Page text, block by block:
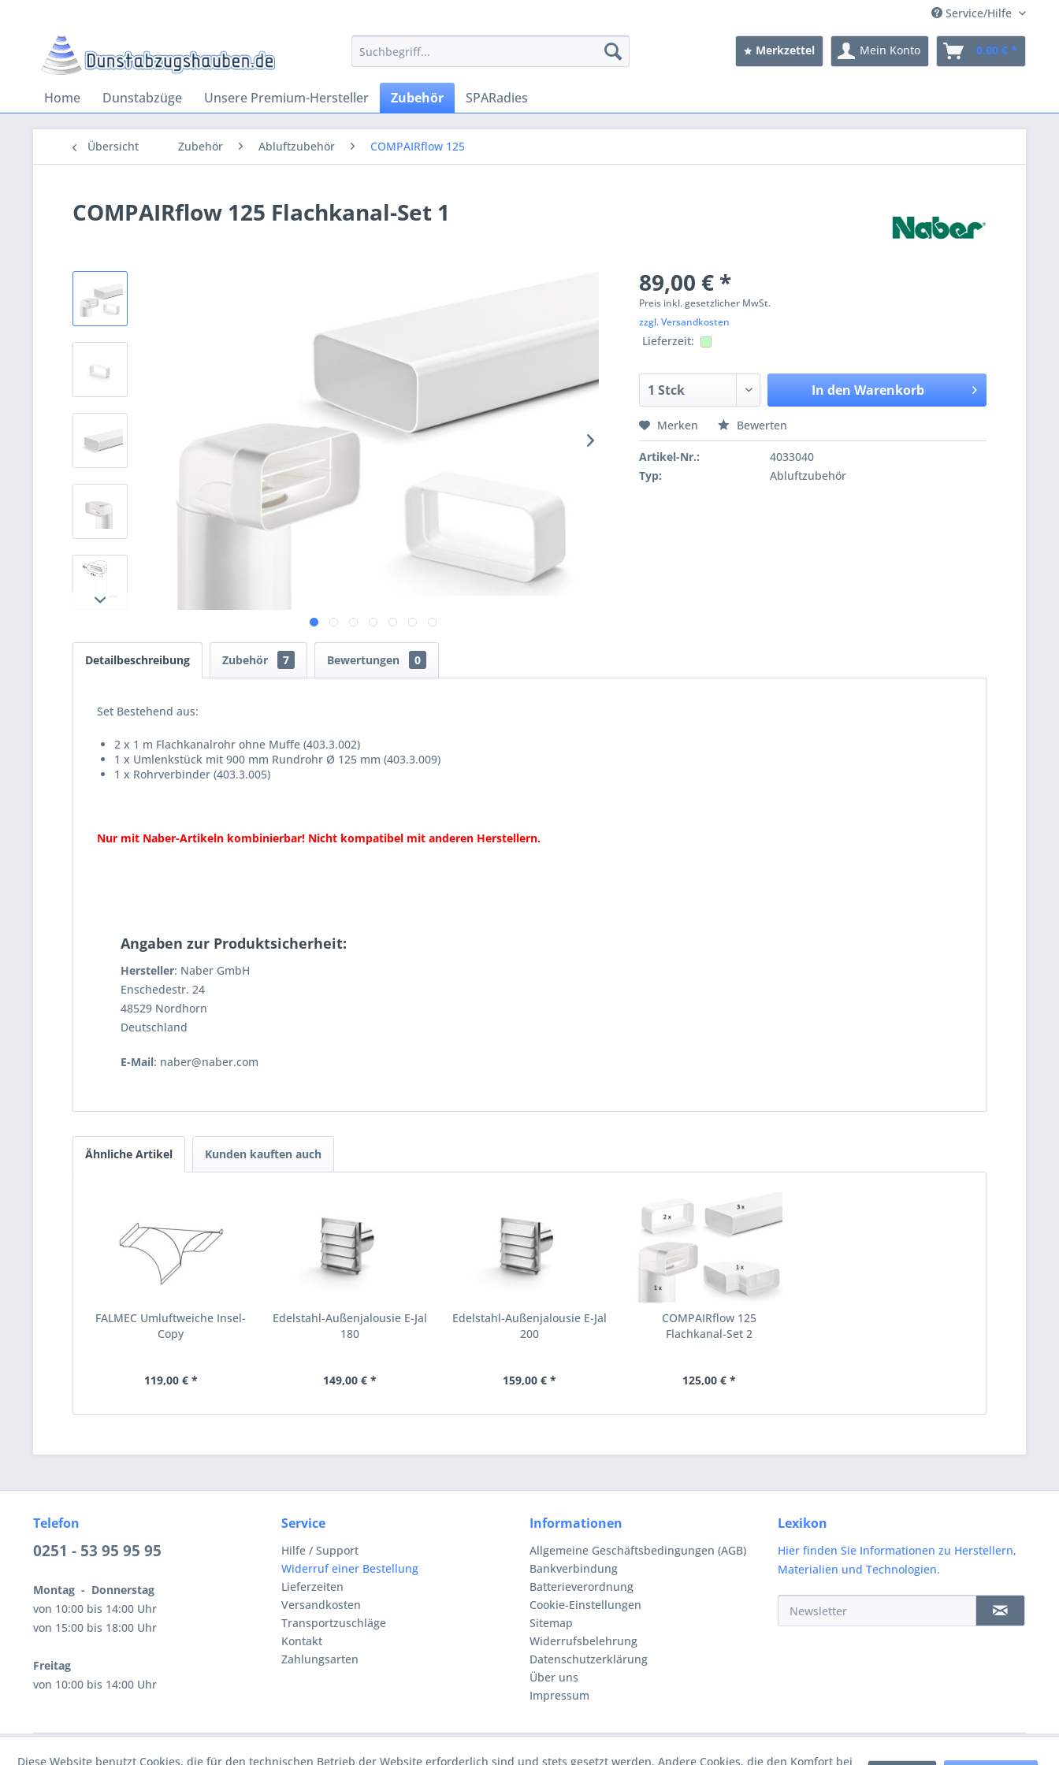
Service/Hilfe
Merkzettel Mein Konto 0,00 € *
Home Dunstabzüge Unsere Premium-Hersteller Zubehör SPARadies
Übersicht Zubehör Abluftzubehör COMPAIRflow 125
COMPAIRflow 125 Flachkanal-Set 1
89,00 € *
Preis inkl. gesetzlicher MwSt.
zzgl. Versandkosten
Lieferzeit:
In den Warenkorb
Merken Bewerten
Artikel-Nr.:
4033040
Typ:
Abluftzubehör
Detailbeschreibung Zubehör 7 Bewertungen 0
Set Bestehend aus:
2 x 1 m Flachkanalrohr ohne Muffe (403.3.002)
1 x Umlenkstück mit 900 mm Rundrohr Ø 125 mm (403.3.009)
1 x Rohrverbinder (403.3.005)
Nur mit Naber-Artikeln kombinierbar! Nicht kompatibel mit anderen Herstellern.
Angaben zur Produktsicherheit:
Hersteller: Naber GmbH
Enschedestr. 24
48529 Nordhorn
Deutschland
E-Mail: naber@naber.com
Ähnliche Artikel Kunden kauften auch
FALMEC Umluftweiche Insel-
Copy
119,00 € *
Edelstahl-Außenjalousie E-Jal
180
149,00 € *
Edelstahl-Außenjalousie E-Jal
200
159,00 € *
COMPAIRflow 125
Flachkanal-Set 2
125,00 € *
Telefon
0251 - 53 95 95 95
Montag - Donnerstag
von 10:00 bis 14:00 Uhr
von 15:00 bis 18:00 Uhr
Freitag
von 10:00 bis 14:00 Uhr
Service
Hilfe / Support
Widerruf einer Bestellung
Lieferzeiten
Versandkosten
Transportzuschläge
Kontakt
Zahlungsarten
Informationen
Allgemeine Geschäftsbedingungen (AGB)
Bankverbindung
Batterieverordnung
Cookie-Einstellungen
Sitemap
Widerrufsbelehrung
Datenschutzerklärung
Über uns
Impressum
Lexikon
Hier finden Sie Informationen zu Herstellern,
Materialien und Technologien.
Diese Website benutzt Cookies, die für den technischen Betrieb der Website erforderlich sind und stets gesetzt werden. Andere Cookies, die den Komfort bei